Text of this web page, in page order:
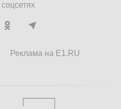
Реклама на E1.RU